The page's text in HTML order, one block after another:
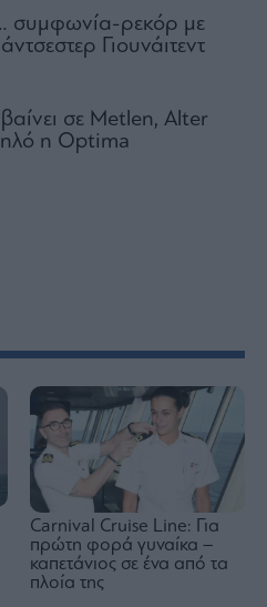
συμφωνία-ρεκόρ με
Γιουνάιτεντ
σε Metlen, Αlter
η Optima
Carnival Cruise Line: Για
πρώτη φορά γυναίκα –
καπετάνιος σε ένα από τα
πλοία της